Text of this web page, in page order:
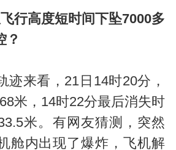
行高度短时间下坠7000多
？
迹来看，21日14时20分，
米，14时22分最后消失时
米。有网友猜测，突然
舱内出现了爆炸，飞机解